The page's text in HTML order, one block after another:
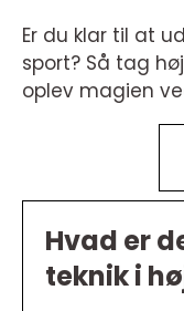
Er du klar til at
sport? Så tag
oplev magien
Hvad er
teknik i